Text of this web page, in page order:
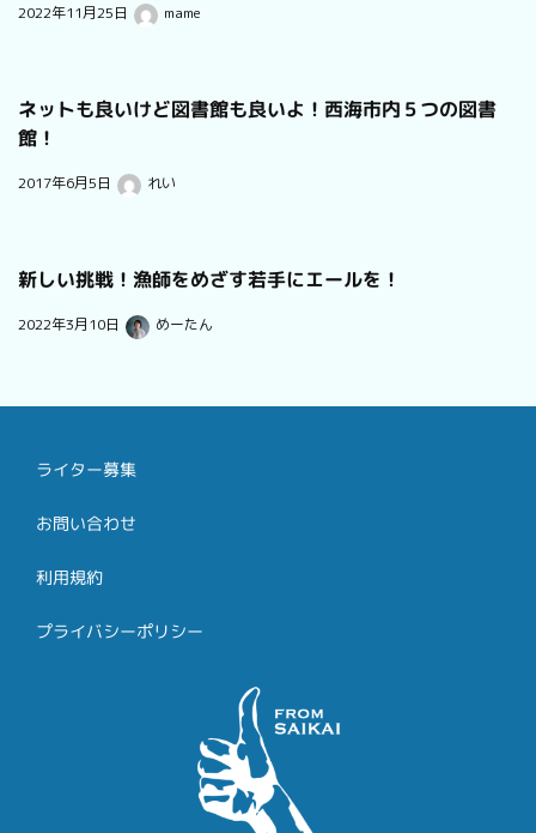
2022年11月25日 mame
ネットも良いけど図書館も良いよ！西海市内５つの図書
館！
2017年6月5日 れい
新しい挑戦！漁師をめざす若手にエールを！
2022年3月10日 めーたん
ライター募集
お問い合わせ
利用規約
プライバシーポリシー